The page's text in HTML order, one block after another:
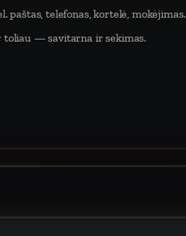
paštas, telefonas, kortelė, mokėjimas.
toliau — savitarna ir sekimas.